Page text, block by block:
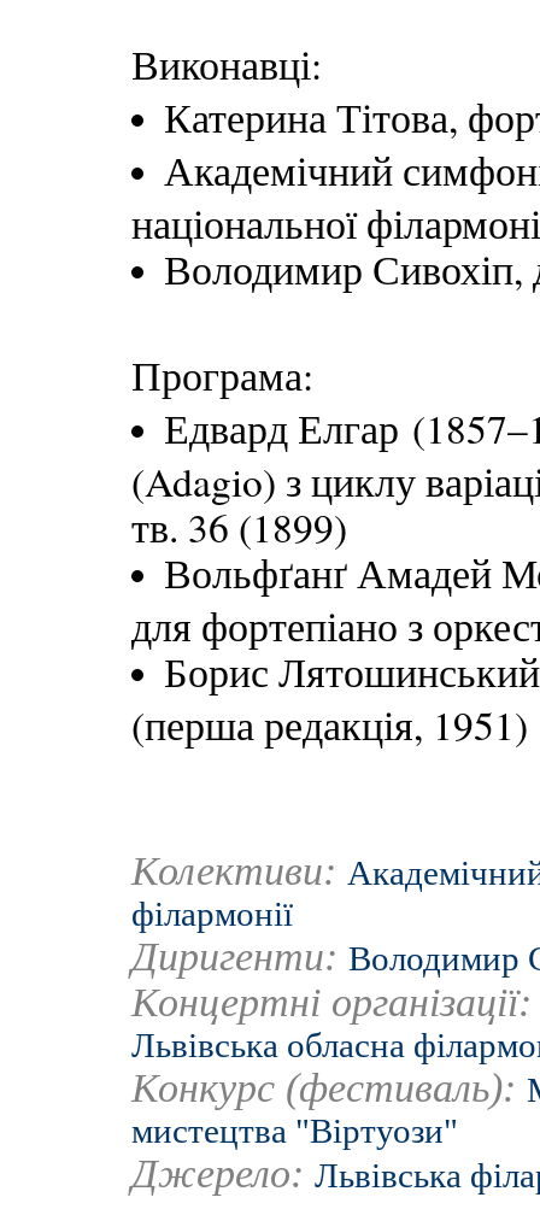
Виконавці:
Катерина Тітова,
Академічний
національної
Володимир Сивохіп,
Програма:
Едвард Елгар
(Adagio) з циклу
тв. 36 (1899)
Вольфґанґ Амадей
для фортепіано з
Борис
(перша редакція, 1951)
Колективи:
філармонії
Диригенти: Володимир
Концертні
Львівська обласна
Конкурс (фестиваль):
мистецтва "Віртуози"
Джерело: Львівська